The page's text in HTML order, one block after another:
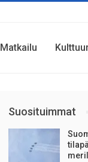
Matkailu
Suosituimmat